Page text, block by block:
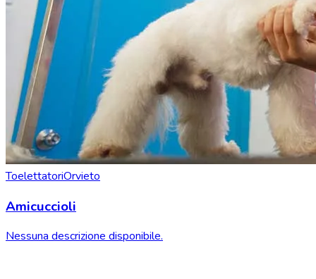
ToelettatoriOrvieto
Amicuccioli
Nessuna descrizione disponibile.